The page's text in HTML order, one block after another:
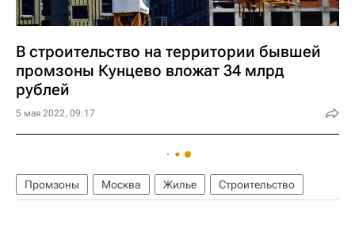
В строительство на территории бывшей
промзоны Кунцево вложат 34 млрд
рублей
5 мая 2022, 09:17
Промзоны Москва Жилье Строительство